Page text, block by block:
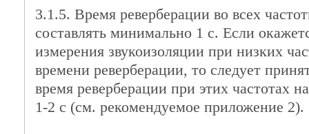
3.1.5. Время реверберации во всех
составлять минимально 1 с. Если
измерения звукоизоляции при низких
времени реверберации, то следует
время реверберации при этих частотах
1-2 с (см. рекомендуемое приложение 2).